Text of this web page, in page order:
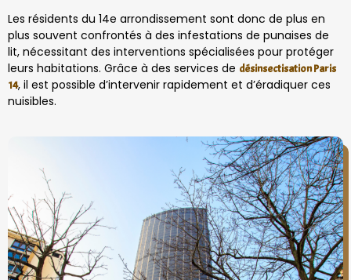
Les résidents du 14e arrondissement sont donc de plus en
plus souvent confrontés à des infestations de punaises de
lit, nécessitant des interventions spécialisées pour protéger
leurs habitations. Grâce à des services de désinsectisationParis
14, il est possible d’intervenir rapidement et d’éradiquer ces
nuisibles.